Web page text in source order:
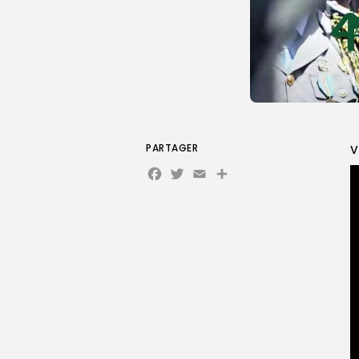
PARTAGER
Facebook
Twitter
Email